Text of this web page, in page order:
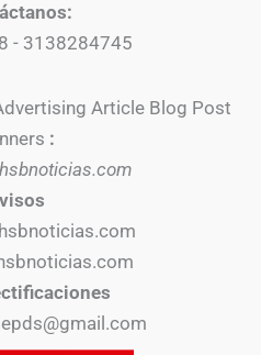
- 3138284745
Article Blog Post
: